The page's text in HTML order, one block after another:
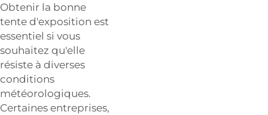
Obtenir la bonne
tente d'exposition est
essentiel si vous
souhaitez qu'elle
résiste à diverses
conditions
météorologiques.
Certaines entreprises,